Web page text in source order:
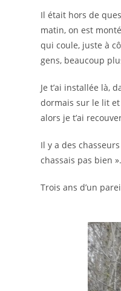
Il était hors de
matin, on est
qui coule, juste à
gens, beaucoup
Je t’ai installée là,
dormais sur le lit et
alors je t’ai
Il y a des
chassais pas bien
Trois ans d’un